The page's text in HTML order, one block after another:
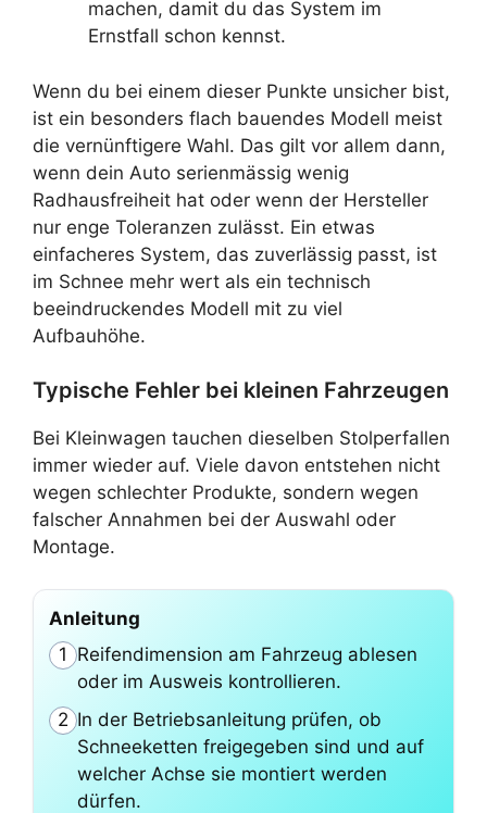
machen, damit du das System im
Ernstfall schon kennst.
Wenn du bei einem dieser Punkte unsicher bist,
ist ein besonders flach bauendes Modell meist
die vernünftigere Wahl. Das gilt vor allem dann,
wenn dein Auto serienmässig wenig
Radhausfreiheit hat oder wenn der Hersteller
nur enge Toleranzen zulässt. Ein etwas
einfacheres System, das zuverlässig passt, ist
im Schnee mehr wert als ein technisch
beeindruckendes Modell mit zu viel
Aufbauhöhe.
Typische Fehler bei kleinen Fahrzeugen
Bei Kleinwagen tauchen dieselben Stolperfallen
immer wieder auf. Viele davon entstehen nicht
wegen schlechter Produkte, sondern wegen
falscher Annahmen bei der Auswahl oder
Montage.
Anleitung
1 Reifendimension am Fahrzeug ablesen
oder im Ausweis kontrollieren.
2 In der Betriebsanleitung prüfen, ob
Schneeketten freigegeben sind und auf
welcher Achse sie montiert werden
dürfen.